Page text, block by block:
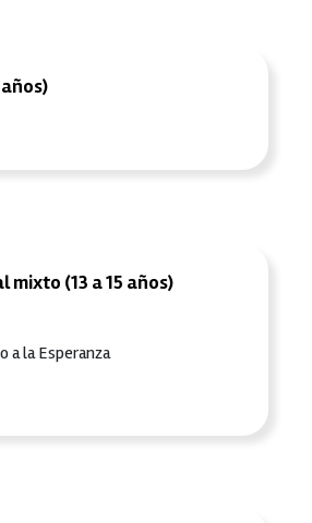
años)
mixto (13 a 15 años)
a la Esperanza